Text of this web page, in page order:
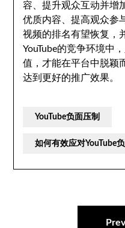
容、提升观众互动并增
优质内容、提高观众参
视频的排名有望恢复，
YouTube的竞争环境中
值，才能在平台中脱颖
达到更好的推广效果。
YouTube负面压制
如何有效应对YouTube